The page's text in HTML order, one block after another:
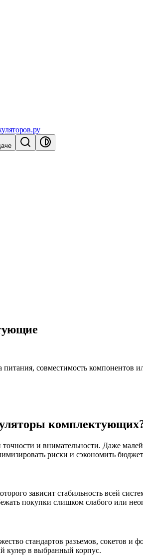
совместимость
и внимательности. Даже
риски и сэкономить
зависит стабильность всей
покупки слишком слабого или
стандартов разъемов, сокетов и
кулер в выбранный корпус.